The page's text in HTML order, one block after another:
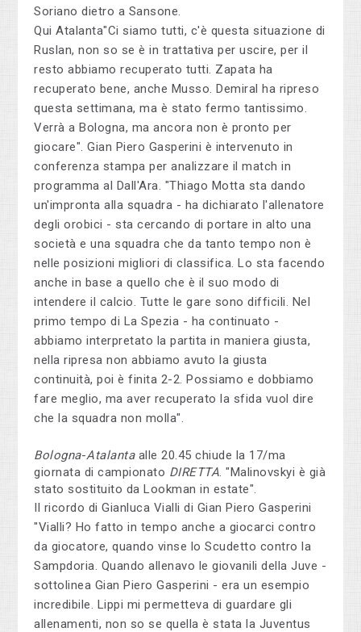
Soriano dietro a Sansone.
Qui Atalanta"Ci siamo tutti, c'è questa situazione di
Ruslan, non so se è in trattativa per uscire, per il
resto abbiamo recuperato tutti. Zapata ha
recuperato bene, anche Musso. Demiral ha ripreso
questa settimana, ma è stato fermo tantissimo.
Verrà a Bologna, ma ancora non è pronto per
giocare". Gian Piero Gasperini è intervenuto in
conferenza stampa per analizzare il match in
programma al Dall'Ara. "Thiago Motta sta dando
un'impronta alla squadra - ha dichiarato l'allenatore
degli orobici - sta cercando di portare in alto una
società e una squadra che da tanto tempo non è
nelle posizioni migliori di classifica. Lo sta facendo
anche in base a quello che è il suo modo di
intendere il calcio. Tutte le gare sono difficili. Nel
primo tempo di La Spezia - ha continuato -
abbiamo interpretato la partita in maniera giusta,
nella ripresa non abbiamo avuto la giusta
continuità, poi è finita 2-2. Possiamo e dobbiamo
fare meglio, ma aver recuperato la sfida vuol dire
che la squadra non molla".
Bologna-Atalantaalle 20.45 chiude la 17/ma
giornata di campionato DIRETTA. "Malinovskyi è già
stato sostituito da Lookman in estate".
Il ricordo di Gianluca Vialli di Gian Piero Gasperini
"Vialli? Ho fatto in tempo anche a giocarci contro
da giocatore, quando vinse lo Scudetto contro la
Sampdoria. Quando allenavo le giovanili della Juve -
sottolinea Gian Piero Gasperini - era un esempio
incredibile. Lippi mi permetteva di guardare gli
allenamenti, non so se quella è stata la Juventus